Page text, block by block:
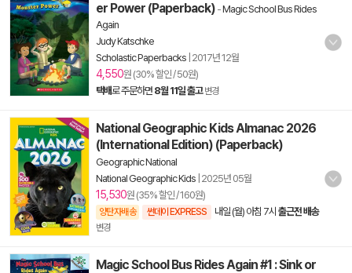
er Power (Paperback) -Magic School Bus Rides
Again
Judy Katschke
Scholastic Paperbacks 2017년 12월
4,550원 (30% 할인 / 50원)
택배로 주문하면 8월 11일 출고 변경
National Geographic Kids Almanac 2026
(International Edition) (Paperback)
Geographic National
National Geographic Kids 2025년 05월
15,530원 (35% 할인 / 160원)
양탄자배송 썬데이 EXPRESS 내일 (월) 아침 7시 출근전 배송
변경
Magic School Bus Rides Again #1 : Sink or